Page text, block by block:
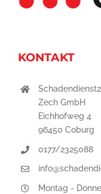
KONTAKT
Zech GmbH
Eichhofweg 4
96450 Coburg
0177/2325088
Montag -